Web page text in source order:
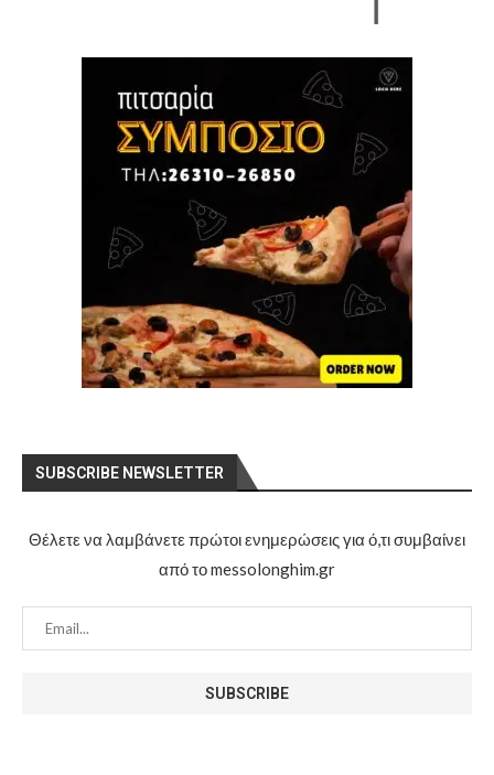
SUBSCRIBE NEWSLETTER
Θέλετε να λαμβάνετε πρώτοι ενημερώσεις για ό,τι συμβαίνει
από το messolonghim.gr